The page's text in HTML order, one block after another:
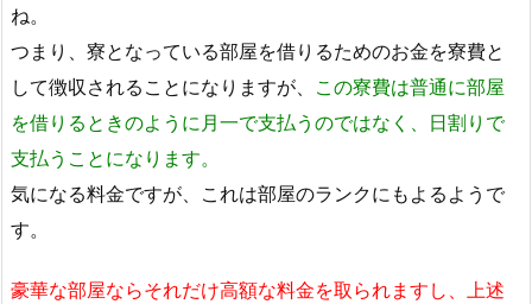
ね。
つまり、寮となっている部屋を借りるためのお金を寮費と
して徴収されることになりますが、 この寮費は普通に部屋
を借りるときのように月一で支払うのではなく、日割りで
支払うことになります。
気になる料金ですが、これは部屋のランクにもよるようで
す。
豪華な部屋ならそれだけ高額な料金を取られますし、上述